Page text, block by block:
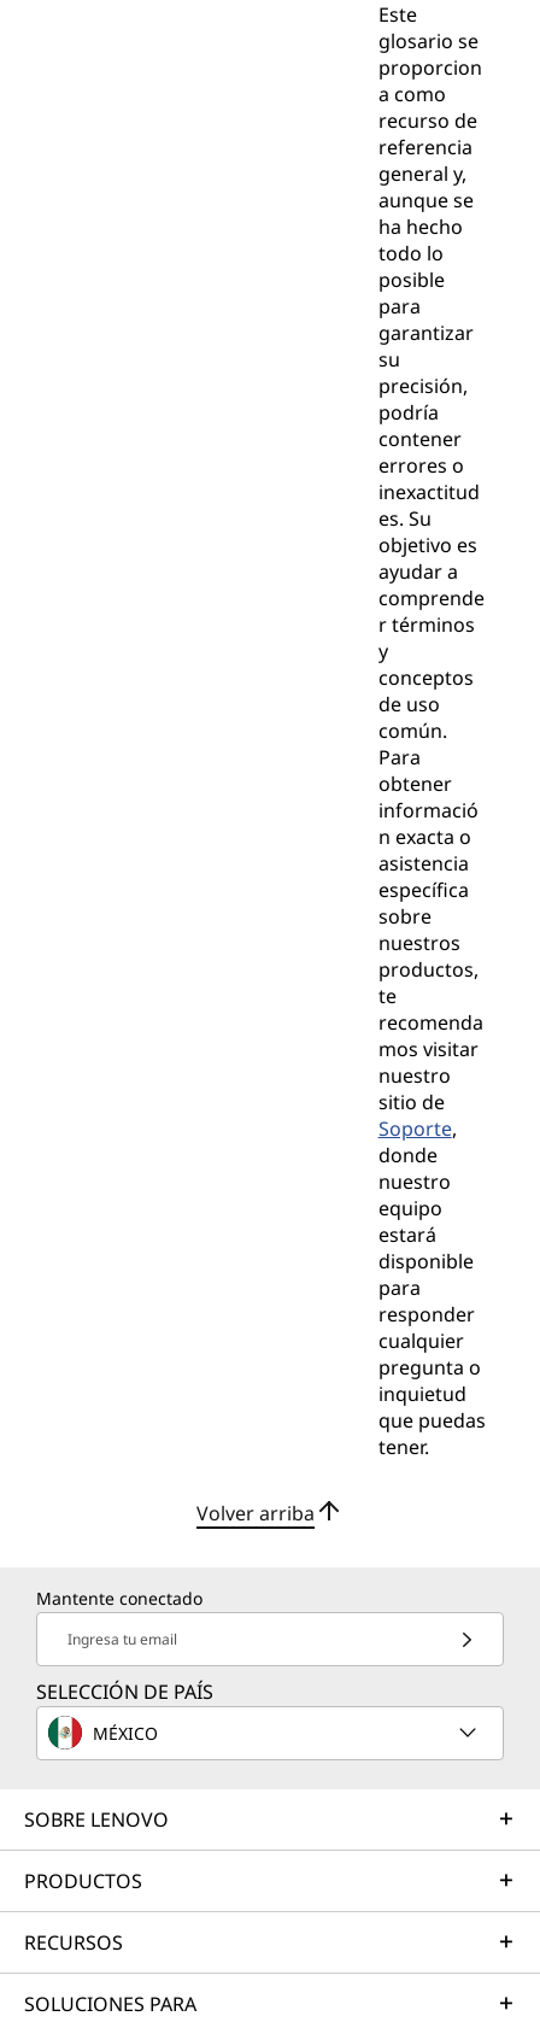
Este
glosario se
proporcion
a como
recurso de
referencia
general y,
aunque se
ha hecho
todo lo
posible
para
garantizar
su
precisión,
podría
contener
errores o
inexactitud
es. Su
objetivo es
ayudar a
comprende
r términos
y
conceptos
de uso
común.
Para
obtener
informació
n exacta o
asistencia
específica
sobre
nuestros
productos,
te
recomenda
mos visitar
nuestro
sitio de
Soporte,
donde
nuestro
equipo
estará
disponible
para
responder
cualquier
pregunta o
inquietud
que puedas
tener.
Volver arriba
Mantente conectado
Ingresa tu email
SELECCIÓN DE PAÍS
MÉXICO
SOBRE LENOVO
PRODUCTOS
RECURSOS
SOLUCIONES PARA